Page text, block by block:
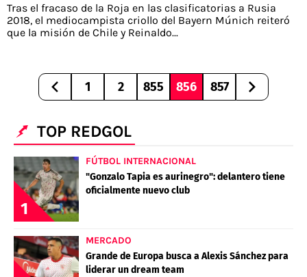
Tras el fracaso de la Roja en las clasificatorias a Rusia
2018, el mediocampista criollo del Bayern Múnich reiteró
que la misión de Chile y Reinaldo...
1 2 855 856 857
TOP REDGOL
1
FÚTBOL INTERNACIONAL
"Gonzalo Tapia es aurinegro": delantero tiene
oficialmente nuevo club
MERCADO
Grande de Europa busca a Alexis Sánchez para
liderar un dream team